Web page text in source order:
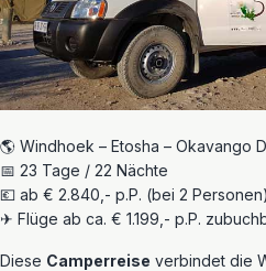
🌎 Windhoek – Etosha – Okavango
📅 23 Tage / 22 Nächte
💶 ab € 2.840,- p.P. (bei 2
✈ Flüge ab ca. € 1.199,- p.P.
Diese Camperreise verbindet die